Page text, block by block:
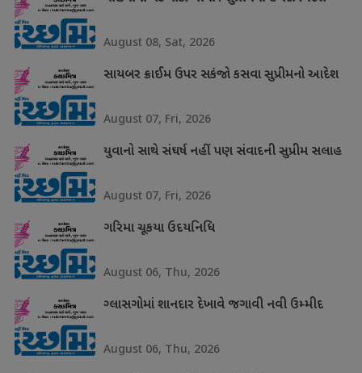
August 08, Sat, 2026
સાયબર ક્રાઈમ ઉપર સકંજો કસવા સુપ્રીમનો આદેશ
August 07, Fri, 2026
યુવાનો સાથે સંઘર્ષ નહીં પણ સંવાદની સુપ્રીમ સલાહ
August 07, Fri, 2026
ગરિમા ચૂકયા ઉદયનિધિ
August 06, Thu, 2026
ગ્લાસગોમાં શાનદાર દેખાવે જગાવી નવી ઉમ્મીદ
August 06, Thu, 2026